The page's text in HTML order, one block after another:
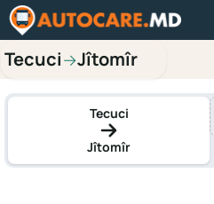
Tecuci→Jîtomîr
Tecuci
Jîtomîr